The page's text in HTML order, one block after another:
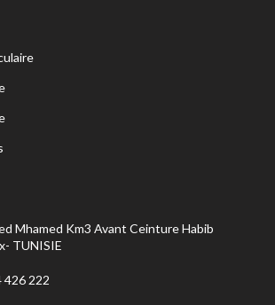
Mhamed Km3 Avant Ceinture Habib
TUNISIE
426 222